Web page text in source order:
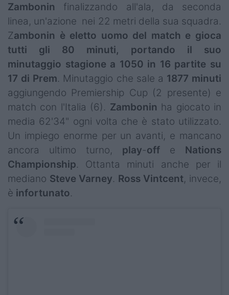
Zambonin finalizzando all'ala, da seconda
linea, un'azione nei 22 metri della sua squadra.
Zambonin è eletto uomo del match e gioca
tutti gli 80 minuti, portando il suo
minutaggio stagione a 1050 in 16 partite su
17 di Prem. Minutaggio che sale a 1877 minuti
aggiungendo Premiership Cup (2 presente) e
match con l'Italia (6). Zambonin ha giocato in
media 62'34" ogni volta che è stato utilizzato.
Un impiego enorme per un avanti, e mancano
ancora ultimo turno, play-off e Nations
Championship. Ottanta minuti anche per il
mediano Steve Varney. Ross Vintcent, invece,
è infortunato.